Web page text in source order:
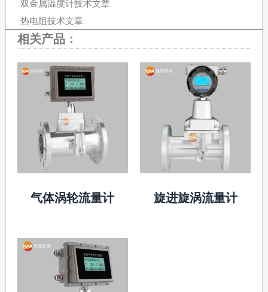
双金属温度计技术文章
热电阻技术文章
相关产品：
气体涡轮流量计 旋进旋涡流量计